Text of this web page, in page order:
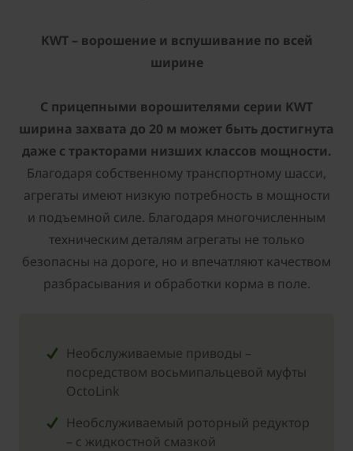
KWT – ворошение и вспушивание по всей
ширине
С прицепными ворошителями серии KWT
ширина захвата до 20 м может быть достигнута
даже с тракторами низших классов мощности.
Благодаря собственному транспортному шасси,
агрегаты имеют низкую потребность в мощности
и подъемной силе. Благодаря многочисленным
техническим деталям агрегаты не только
безопасны на дороге, но и впечатляют качеством
разбрасывания и обработки корма в поле.
Необслуживаемые приводы –
посредством восьмипальцевой муфты
OctoLink
Необслуживаемый роторный редуктор
– с жидкостной смазкой